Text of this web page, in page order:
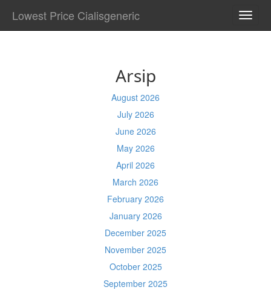
Lowest Price Cialisgeneric
Arsip
August 2026
July 2026
June 2026
May 2026
April 2026
March 2026
February 2026
January 2026
December 2025
November 2025
October 2025
September 2025